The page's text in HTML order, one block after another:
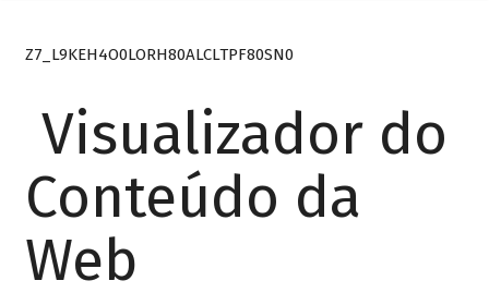
Z7_L9KEH4O0LORH80ALCLTPF80SN0
Visualizador do
Conteúdo da
Web